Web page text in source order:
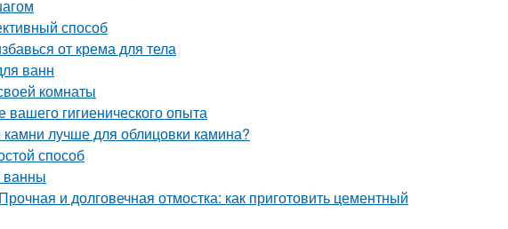
способ
от крема для тела
ванн
комнаты
гигиенического опыта
лучше для облицовки камина?
способ
ванны
и долговечная отмостка: как приготовить цементный